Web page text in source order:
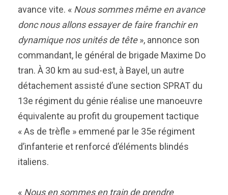
avance vite. « Nous sommes même en avance
donc nous allons essayer de faire franchir en
dynamique nos unités de tête», annonce son
commandant, le général de brigade Maxime Do
tran. À 30 km au sud-est, à Bayel, un autre
détachement assisté d’une section SPRAT du
13e régiment du génie réalise une manoeuvre
équivalente au profit du groupement tactique
« As de trèfle » emmené par le 35e régiment
d’infanterie et renforcé d’éléments blindés
italiens.
« Nous en sommes en train de prendre